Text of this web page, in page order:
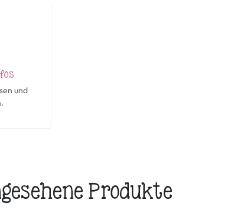
und
Produkte